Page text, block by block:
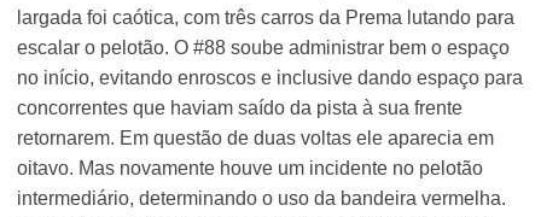
largada foi caótica, com três carros da Prema lutando para
escalar o pelotão. O #88 soube administrar bem o espaço
no início, evitando enroscos e inclusive dando espaço para
concorrentes que haviam saído da pista à sua frente
retornarem. Em questão de duas voltas ele aparecia em
oitavo. Mas novamente houve um incidente no pelotão
intermediário, determinando o uso da bandeira vermelha.